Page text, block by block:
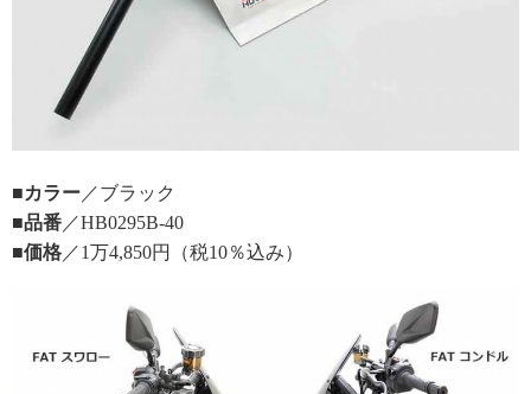
■カラー ／ブラック
■品番 ／HB0295B-40
■価格 ／1万4,850円（税10％込み）